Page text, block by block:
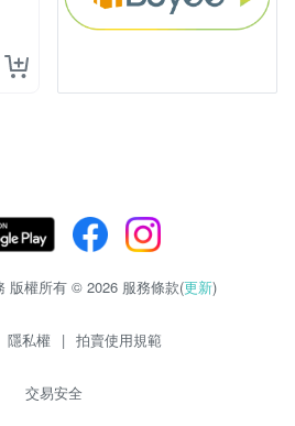
版權所有 © 2026 服務條款(更新)
隱私權 | 拍賣使用規範
交易安全